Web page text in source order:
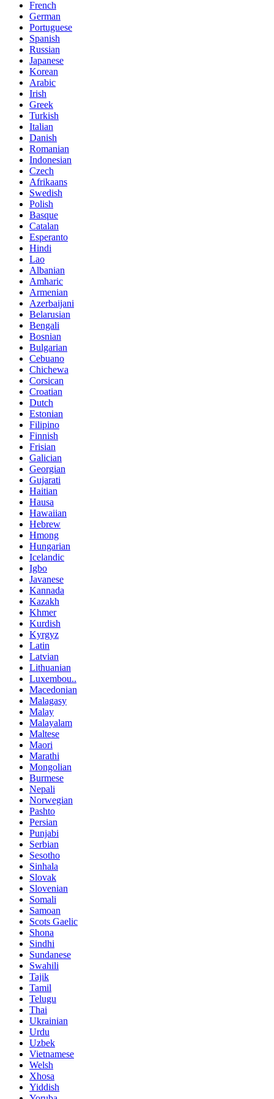
French
German
Portuguese
Spanish
Russian
Japanese
Korean
Arabic
Irish
Greek
Turkish
Italian
Danish
Romanian
Indonesian
Czech
Afrikaans
Swedish
Polish
Basque
Catalan
Esperanto
Hindi
Lao
Albanian
Amharic
Armenian
Azerbaijani
Belarusian
Bengali
Bosnian
Bulgarian
Cebuano
Chichewa
Corsican
Croatian
Dutch
Estonian
Filipino
Finnish
Frisian
Galician
Georgian
Gujarati
Haitian
Hausa
Hawaiian
Hebrew
Hmong
Hungarian
Icelandic
Igbo
Javanese
Kannada
Kazakh
Khmer
Kurdish
Kyrgyz
Latin
Latvian
Lithuanian
Luxembou..
Macedonian
Malagasy
Malay
Malayalam
Maltese
Maori
Marathi
Mongolian
Burmese
Nepali
Norwegian
Pashto
Persian
Punjabi
Serbian
Sesotho
Sinhala
Slovak
Slovenian
Somali
Samoan
Scots Gaelic
Shona
Sindhi
Sundanese
Swahili
Tajik
Tamil
Telugu
Thai
Ukrainian
Urdu
Uzbek
Vietnamese
Welsh
Xhosa
Yiddish